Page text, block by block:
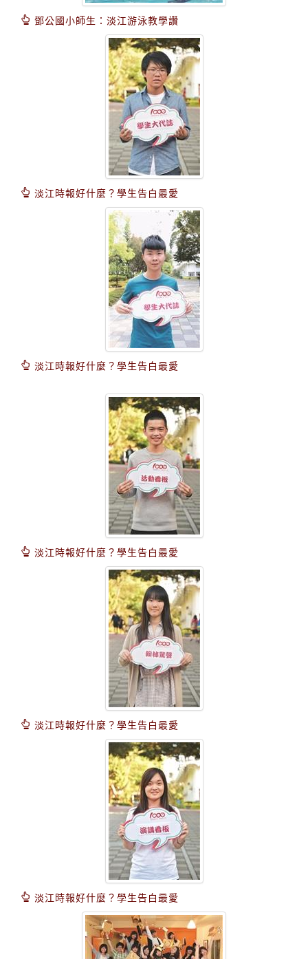
鄧公國小師生：淡江游泳教學讚
淡江時報好什麼？學生告白最愛
淡江時報好什麼？學生告白最愛
淡江時報好什麼？學生告白最愛
淡江時報好什麼？學生告白最愛
淡江時報好什麼？學生告白最愛